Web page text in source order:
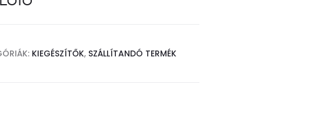
KIEGÉSZÍTŐK, SZÁLLÍTANDÓ TERMÉK